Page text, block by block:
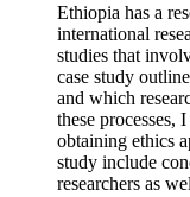
Ethiopia has a
international
studies that
case study
and which
these processes,
obtaining ethics
study include
researchers as